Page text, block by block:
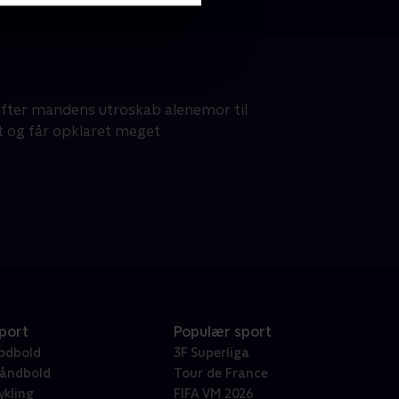
mandens utroskab alenemor til
og får opklaret meget
Populær sport
3F Superliga
Tour de France
FIFA VM 2026